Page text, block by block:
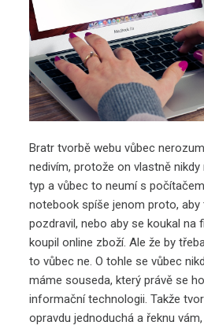
Bratr tvorbě webu vůbec
nedivím, protože on vlastně
typ a vůbec to neumí s
notebook spíše jenom proto,
pozdravil, nebo aby se koukal na
koupil online zboží. Ale že by
to vůbec ne. O tohle se vůbec
máme souseda, který právě se
informační technologii. Takže
opravdu jednoduchá a řeknu